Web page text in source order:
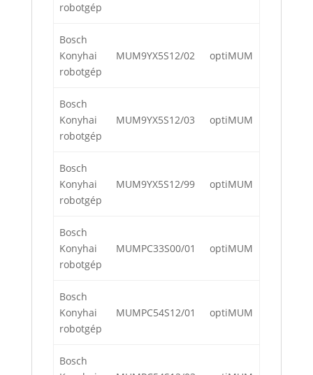
robotgép
Bosch
Konyhai
robotgép
MUM9YX5S12/02 optiMUM
Bosch
Konyhai
robotgép
MUM9YX5S12/03 optiMUM
Bosch
Konyhai
robotgép
MUM9YX5S12/99 optiMUM
Bosch
Konyhai
robotgép
MUMPC33S00/01 optiMUM
Bosch
Konyhai
robotgép
MUMPC54S12/01 optiMUM
Bosch